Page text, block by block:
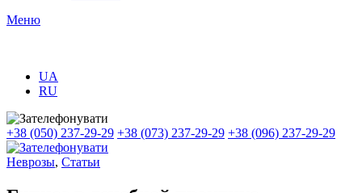
Меню
UA
RU
+38 (050) 237-29-29 +38 (073) 237-29-29 +38 (096) 237-29-29
Неврозы, Статьи